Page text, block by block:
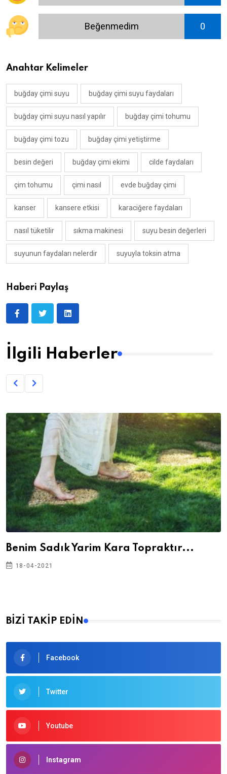
Beğenmedim 0
Anahtar Kelimeler
buğday çimi suyu buğday çimi suyu faydaları
buğday çimi suyu nasıl yapılır buğday çimi tohumu
buğday çimi tozu buğday çimi yetiştirme
besin değeri buğday çimi ekimi cilde faydaları
çim tohumu çimi nasıl evde buğday çimi
kanser kansere etkisi karaciğere faydaları
nasıl tüketilir sıkma makinesi suyu besin değerleri
suyunun faydaları nelerdir suyuyla toksin atma
Haberi Paylaş
İlgili Haberler
Benim Sadık Yarim Kara Topraktır...
18-04-2021
BİZİ TAKİP EDİN
Facebook
Twitter
Youtube
Instagram